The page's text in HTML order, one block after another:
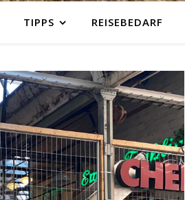
TIPPS REISEBEDARF